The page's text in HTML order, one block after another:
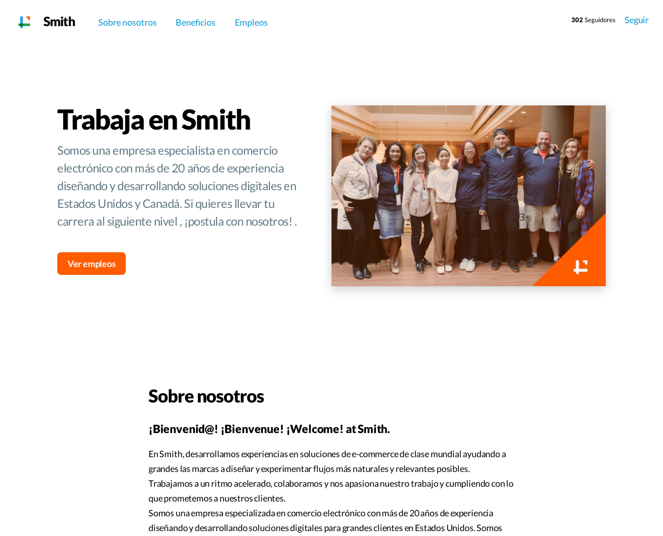
302Seguidores Seguir
Smith Sobre nosotros Beneficios Empleos
Trabaja en Smith
Somos una empresa especialista en comercio
electrónico con más de 20 años de experiencia
diseñando y desarrollando soluciones digitales en
Estados Unidos y Canadá. Si quieres llevar tu
carrera al siguiente nivel , ¡postula con nosotros! .
Ver empleos
Sobre nosotros
¡Bienvenid@! ¡Bienvenue! ¡Welcome! at Smith.
En Smith, desarrollamos experiencias en soluciones de e-commerce de clase mundial ayudando a
grandes las marcas a diseñar y experimentar flujos más naturales y relevantes posibles.
Trabajamos a un ritmo acelerado, colaboramos y nos apasiona nuestro trabajo y cumpliendo con lo
que prometemos a nuestros clientes.
Somos una empresa especializada en comercio electrónico con más de 20 años de experiencia
diseñando y desarrollando soluciones digitales para grandes clientes en Estados Unidos. Somos